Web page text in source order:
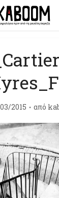
2015 από